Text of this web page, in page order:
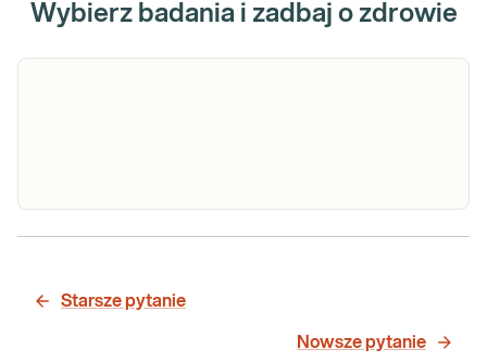
Wybierz badania i zadbaj o zdrowie
Zespół Larsena (gen FLNB -analiza mutacji w
Starsze pytanie
Nowsze pytanie